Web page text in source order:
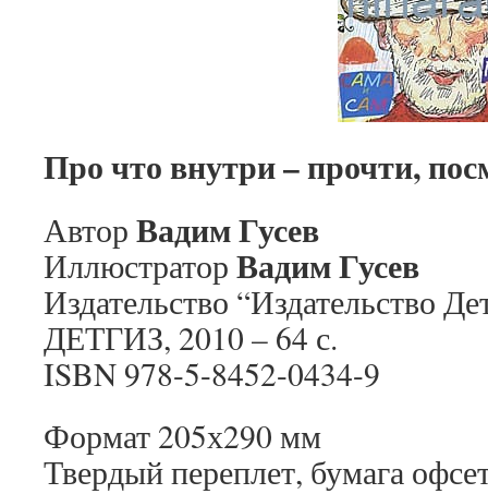
Про что внутри – прочти,
Автор Вадим Гусев
Иллюстратор Вадим Гусев
Издательство “Издательство
ДЕТГИЗ, 2010 – 64 с.
ISBN 978-5-8452-0434-9
Формат 205х290 мм
Твердый переплет, бумага